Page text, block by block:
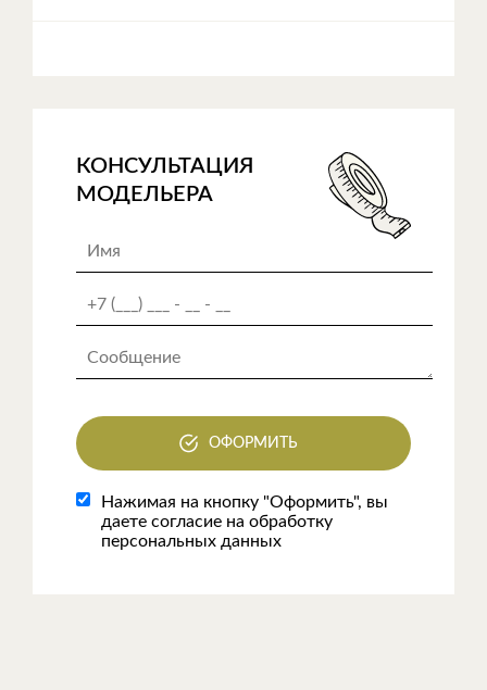
КОНСУЛЬТАЦИЯ
МОДЕЛЬЕРА
ОФОРМИТЬ
Нажимая на кнопку "Оформить", вы
даете согласие на обработку
персональных данных